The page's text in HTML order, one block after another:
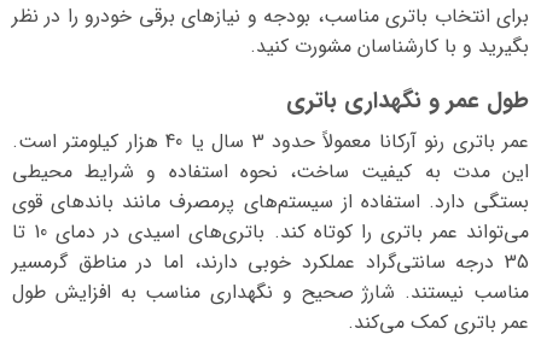
برای انتخاب باتری مناسب، بودجه و نیازهای برقی خودرو را در نظر
بگیرید و با کارشناسان مشورت کنید.
طول عمر و نگهداری باتری
عمر باتری رنو آرکانا معمولاً حدود 3 سال یا 40 هزار کیلومتر است.
این مدت به کیفیت ساخت، نحوه استفاده و شرایط محیطی
بستگی دارد. استفاده از سیستم‌های پرمصرف مانند باندهای قوی
می‌تواند عمر باتری را کوتاه کند. باتری‌های اسیدی در دمای 10 تا
35 درجه سانتی‌گراد عملکرد خوبی دارند، اما در مناطق گرمسیر
مناسب نیستند. شارژ صحیح و نگهداری مناسب به افزایش طول
عمر باتری کمک می‌کند.